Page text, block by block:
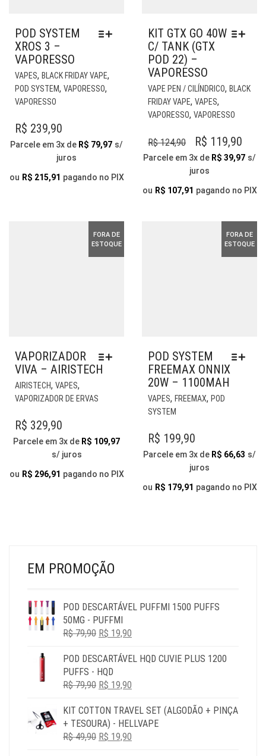
POD SYSTEM
XROS 3 –
VAPORESSO
VAPES, BLACK FRIDAY VAPE,
POD SYSTEM, VAPORESSO,
VAPORESSO
PRODUTO
OPÇÕES
PODEM
SER
ESCOLHIDAS
PRODUTO
R$ 239,90
Parcele em 3x de R$ 79,97 s/
juros
ou R$ 215,91 pagando no PIX
KIT GTX GO 40W
C/ TANK (GTX
POD 22) –
VAPORESSO
VAPE PEN / CILÍNDRICO, BLACK
FRIDAY VAPE, VAPES,
VAPORESSO, VAPORESSO
SER
DO
R$124,90
O
PREÇO
ORIGINAL
ERA:
R$ 119,90
É:
Parcele em 3x de R$ 39,97 s/
juros
ou R$ 107,91 pagando no PIX
FORA DE
ESTOQUE
VAPORIZADOR
VIVA – AIRISTECH
AIRISTECH, VAPES,
VAPORIZADOR DE ERVAS
PRODUTO
VARIANTES.
AS
OPÇÕES
PODEM
R$ 329,90
Parcele em 3x de R$ 109,97
s/ juros
ou R$ 296,91 pagando no PIX
FORA DE
ESTOQUE
POD SYSTEM
FREEMAX ONNIX
20W – 1100MAH
VAPES, FREEMAX, POD
SYSTEM
AS
R$ 199,90
Parcele em 3x de R$ 66,63 s/
juros
ou R$ 179,91 pagando no PIX
EM PROMOÇÃO
POD DESCARTÁVEL PUFFMI 1500 PUFFS
50MG - PUFFMI
R$79,90 O
ORIGINAL
ERA:
R$ 79,90.
R$ 19,90
ATUAL
POD DESCARTÁVEL HQD CUVIE PLUS 1200
PUFFS - HQD
R$79,90 O
ORIGINAL
ERA:
R$ 79,90.
R$ 19,90
ATUAL
É:
KIT COTTON TRAVEL SET (ALGODÃO + PINÇA
+ TESOURA) - HELLVAPE
R$49,90 OR$ 19,90